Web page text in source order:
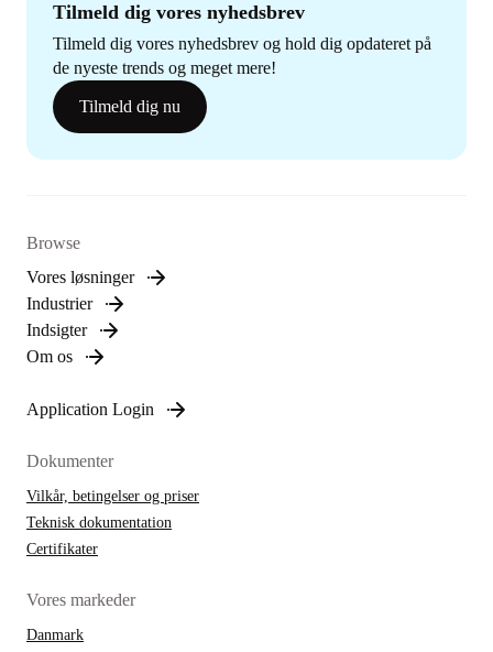
Tilmeld dig vores nyhedsbrev
Tilmeld dig vores nyhedsbrev og hold dig opdateret på
de nyeste trends og meget mere!
Tilmeld dig nu
Browse
Vores løsninger
Industrier
Indsigter
Om os
Application Login
Dokumenter
Vilkår, betingelser og priser
Teknisk dokumentation
Certifikater
Vores markeder
Danmark